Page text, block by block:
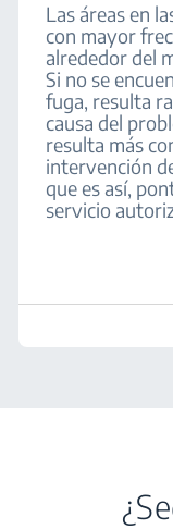
Las áreas en
con mayor
alrededor del
Si no se
fuga, resulta
causa del
resulta más
intervención
que es así,
servicio